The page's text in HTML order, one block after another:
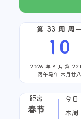
第 33 周 周
10
2026 年 8 月 第
丙午马年 六月廿八
距离
春节
今日
本周